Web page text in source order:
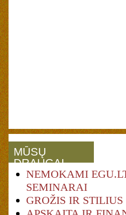
MŪSŲ
DRAUGAI
NEMOKAMI
SEMINARAI
GROŽIS IR STILIUS